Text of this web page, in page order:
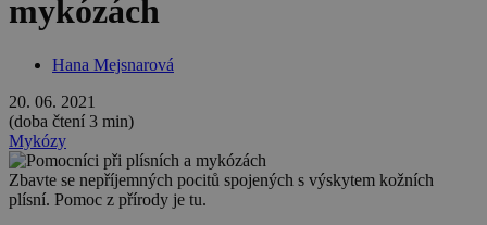
mykózách
Hana Mejsnarová
20. 06. 2021
(doba čtení 3 min)
Mykózy
Zbavte se nepříjemných pocitů spojených s výskytem kožních
plísní. Pomoc z přírody je tu.